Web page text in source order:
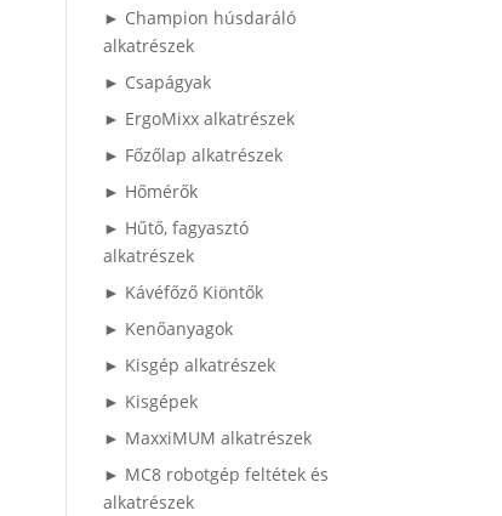
► Champion húsdaráló
alkatrészek
► Csapágyak
► ErgoMixx alkatrészek
► Főzőlap alkatrészek
► Hőmérők
► Hűtő, fagyasztó
alkatrészek
► Kávéfőző Kiöntők
► Kenőanyagok
► Kisgép alkatrészek
► Kisgépek
► MaxxiMUM alkatrészek
► MC8 robotgép feltétek és
alkatrészek